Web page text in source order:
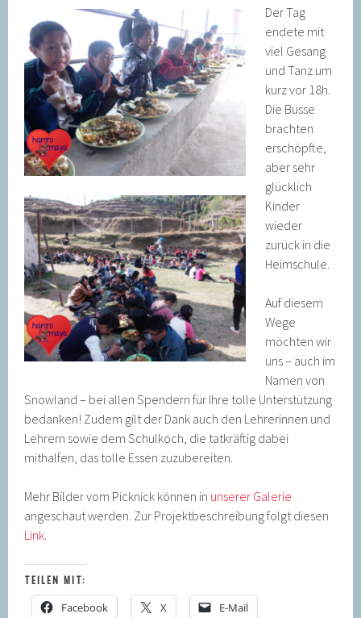
Der Tag
endete mit
viel Gesang
und Tanz um
kurz vor 18h.
Die Busse
brachten
erschöpfte,
aber sehr
glücklich
Kinder
wieder
zurück in die
Heimschule.
Auf diesem
Wege
möchten wir
uns – auch im
Namen von
Snowland – bei allen Spendern für Ihre tolle Unterstützung
bedanken! Zudem gilt der Dank auch den Lehrerinnen und
Lehrern sowie dem Schulkoch, die tatkräftig dabei
mithalfen, das tolle Essen zuzubereiten.
Mehr Bilder vom Picknick können in unserer Galerie
angeschaut werden. Zur Projektbeschreibung folgt diesen
Link.
TEILEN MIT:
Facebook X E-Mail